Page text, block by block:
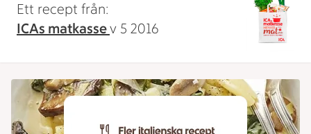
Ett recept från:
ICAs matkassev 5 2016